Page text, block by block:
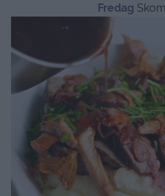
Fredag